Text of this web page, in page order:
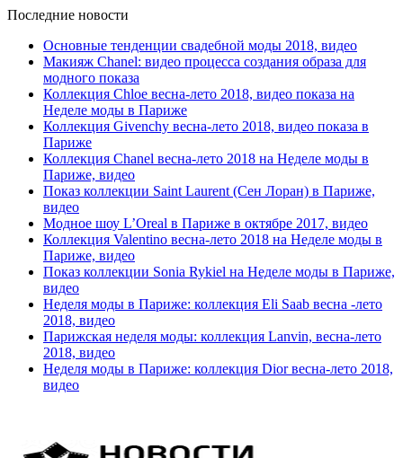
Последние новости
Основные тенденции свадебной моды 2018, видео
Макияж Chanel: видео процесса создания образа для
модного показа
Коллекция Chloe весна-лето 2018, видео показа на
Неделе моды в Париже
Коллекция Givenchy весна-лето 2018, видео показа в
Париже
Коллекция Chanel весна-лето 2018 на Неделе моды в
Париже, видео
Показ коллекции Saint Laurent (Сен Лоран) в Париже,
видео
Модное шоу L’Oreal в Париже в октябре 2017, видео
Коллекция Valentino весна-лето 2018 на Неделе моды в
Париже, видео
Показ коллекции Sonia Rykiel на Неделе моды в Париже,
видео
Неделя моды в Париже: коллекция Eli Saab весна -лето
2018, видео
Парижская неделя моды: коллекция Lanvin, весна-лето
2018, видео
Неделя моды в Париже: коллекция Dior весна-лето 2018,
видео